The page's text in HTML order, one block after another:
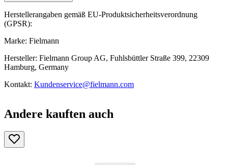
Herstellerangaben gemäß EU-Produktsicherheitsverordnung
(GPSR):
Marke: Fielmann
Hersteller: Fielmann Group AG, Fuhlsbüttler Straße 399, 22309
Hamburg, Germany
Kontakt: Kundenservice@fielmann.com
Andere kauften auch